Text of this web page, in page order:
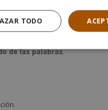
mismas la clave principal. El
las palabras cambiasen de
de las palabras.
TODO